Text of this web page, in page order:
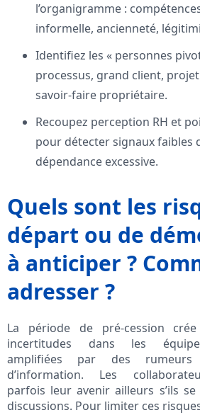
l’organigramme :
informelle, ancienneté,
Identifiez les « personnes
processus, grand client,
savoir-faire propriétaire.
Recoupez perception RH et
pour détecter signaux faibles
dépendance excessive.
Quels sont les
départ ou de
à anticiper ?
adresser ?
La période de pré-cession
incertitudes dans les
amplifiées par des
d’information. Les
parfois leur avenir ailleurs s’ils
discussions. Pour limiter ces